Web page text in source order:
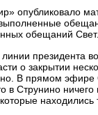
опубликовало
обещаний
президента
о закрытии
В прямом эфире
в Струнино ничего